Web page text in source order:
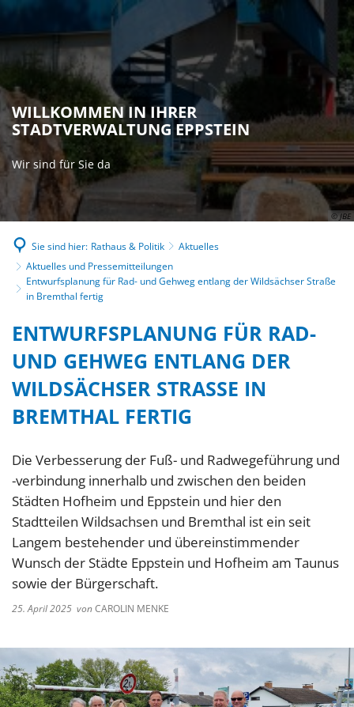
© JBE
WILLKOMMEN IN IHRER
STADTVERWALTUNG EPPSTEIN
Wir sind für Sie da
Sie sind hier: Rathaus & Politik
Aktuelles
Aktuelles und Pressemitteilungen
Entwurfsplanung für Rad- und Gehweg entlang der Wildsächser Straße
in Bremthal fertig
ENTWURFSPLANUNG FÜR RAD-
UND GEHWEG ENTLANG DER
WILDSÄCHSER STRASSE IN B
REMTHAL FERTIG
Die Verbesserung der Fuß- und Radwegeführung und
-verbindung innerhalb und zwischen den beiden
Städten Hofheim und Eppstein und hier den
Stadtteilen Wildsachsen und Bremthal ist ein seit
Langem bestehender und übereinstimmender
Wunsch der Städte Eppstein und Hofheim am Taunus
sowie der Bürgerschaft.
25. April 2025 vonCAROLIN MENKE